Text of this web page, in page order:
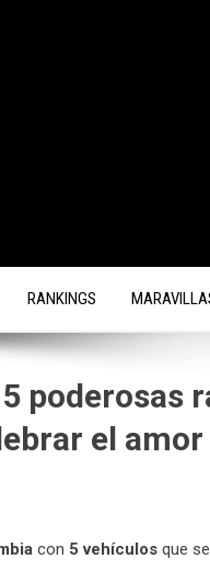
RANKINGS
poderosas
el
con 5 vehículos que